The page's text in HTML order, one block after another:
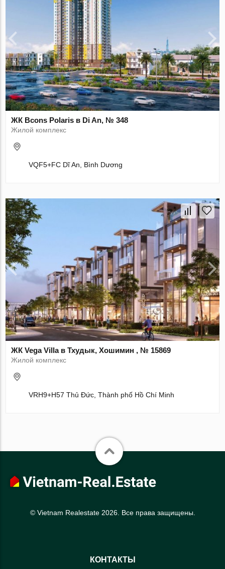
ЖК Bcons Polaris в Di An, № 348
Жилой комплекс
VQF5+FC Dĩ An, Bình Dương
ЖК Vega Villa в Тхудык, Хошимин , № 15869
Жилой комплекс
VRH9+H57 Thủ Đức, Thành phố Hồ Chí Minh
© Vietnam Realestate 2026. Все права защищены.
КОНТАКТЫ